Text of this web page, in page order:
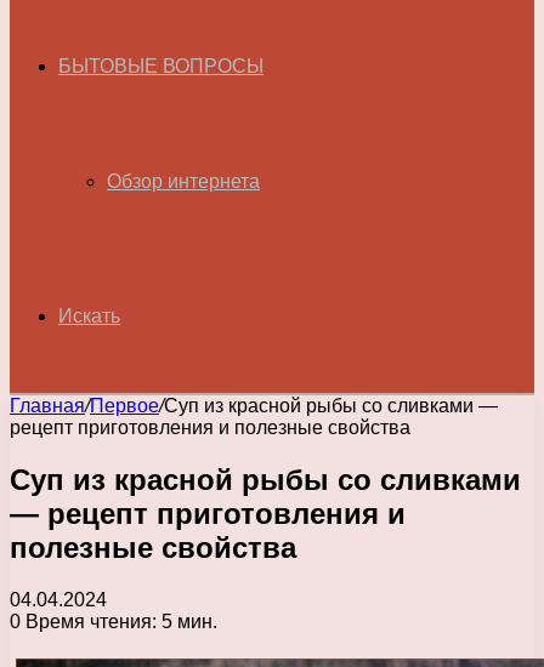
БЫТОВЫЕ ВОПРОСЫ
Обзор интернета
Искать
Главная/Первое/Суп из красной рыбы со сливками —
рецепт приготовления и полезные свойства
Суп из красной рыбы со сливками
— рецепт приготовления и
полезные свойства
04.04.2024
0 Время чтения: 5 мин.